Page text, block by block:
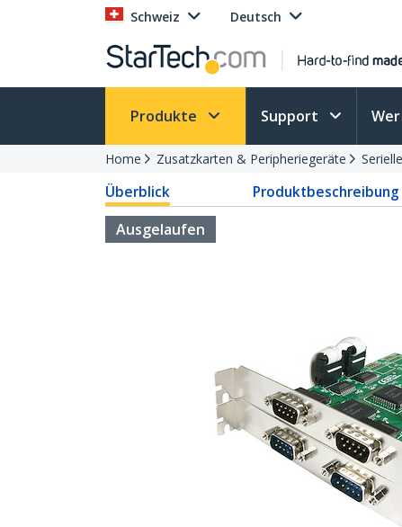
Schweiz Deutsch
Produkte Support
Home Zusatzkarten & Peripheriegeräte
Überblick Produktbeschreibung
Ausgelaufen